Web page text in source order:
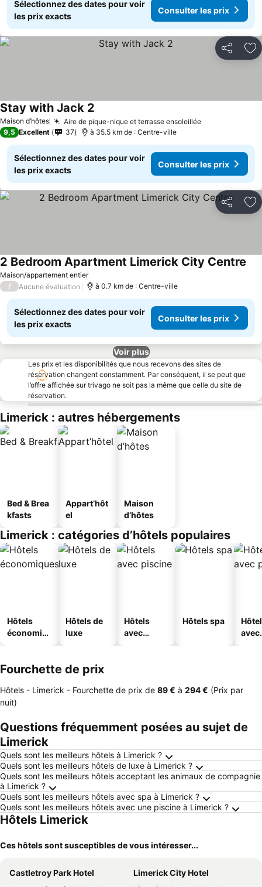
Sélectionnez des dates pour voir
les prix exacts
Consulter les prix
Partager
Maison d’hôtes Aire de pique-nique et terrasse ensoleillée
Stay with Jack 2
9,5 Excellent 37 à 35.5 km de : Centre-ville
Sélectionnez des dates pour voir
les prix exacts
Consulter les prix
Partager
Maison/appartement entier
2 Bedroom Apartment Limerick City Centre
/ Aucune évaluation à 0.7 km de : Centre-ville
Sélectionnez des dates pour voir
les prix exacts
Consulter les prix
Voir plus
Les prix et les disponibilités que nous recevons des sites de
réservation changent constamment. Par conséquent, il se peut que
l’offre affichée sur trivago ne soit pas la même que celle du site de
réservation.
Limerick : autres hébergements
Bed & Brea
kfasts
Appart’hôt
el
Maison
d’hôtes
Limerick : catégories d’hôtels populaires
Hôtels
économiq
Hôtels de
luxe
Hôtels
avec
Hôtels spa
avec
Fourchette de prix
Hôtels - Limerick - Fourchette de prix de ‎89 € à ‎294 € (Prix par
nuit)
Questions fréquemment posées au sujet de
Limerick
Quels sont les meilleurs hôtels à Limerick ?
Quels sont les meilleurs hôtels de luxe à Limerick ?
Quels sont les meilleurs hôtels acceptant les animaux de compagnie
à Limerick ?
Quels sont les meilleurs hôtels avec spa à Limerick ?
Quels sont les meilleurs hôtels avec une piscine à Limerick ?
Hôtels Limerick
Ces hôtels sont susceptibles de vous intéresser...
Castletroy Park Hotel
Limerick City Hotel